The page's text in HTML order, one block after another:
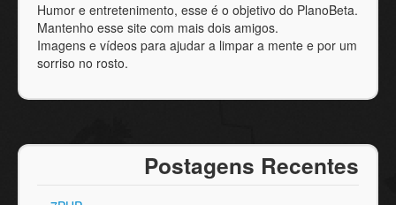
Humor e entretenimento, esse é o objetivo do PlanoBeta.
Mantenho esse site com mais dois amigos.
Imagens e vídeos para ajudar a limpar a mente e por um
sorriso no rosto.
Postagens Recentes